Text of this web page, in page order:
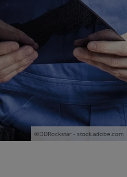
©DDRockstar - stock.adobe.com